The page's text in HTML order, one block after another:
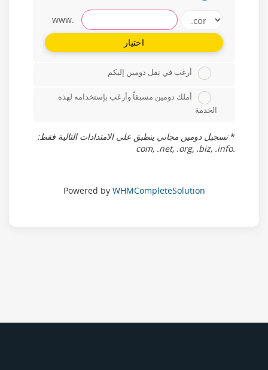
www.
اختيار
أرغب في نقل دومين إليكم
أملك دومين مسبقاً وأرغب بإستخدامه لهذه
الخدمة
*تسجيل دومين مجاني ينطبق على الامتدادات التالية فقط:
.com, .net, .org, .biz, .info
Powered by WHMCompleteSolution